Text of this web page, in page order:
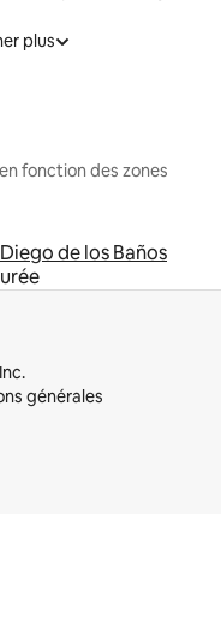
plus
fonction des zones
de los Baños
générales